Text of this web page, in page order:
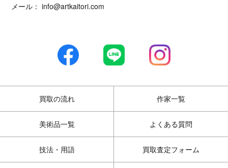
メール： info@artkaitori.com
買取の流れ 作家一覧
美術品一覧 よくある質問
技法・用語 買取査定フォーム